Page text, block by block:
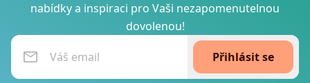
nabídky a inspiraci pro Vaši nezapomenutelnou
dovolenou!
Přihlásit se